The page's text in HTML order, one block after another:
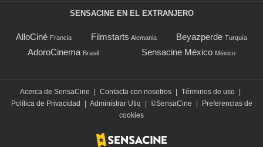
SENSACINE EN EL EXTRANJERO
AlloCiné Francia Filmstarts Alemania Beyazperde Turquía
AdoroCinema Brasil Sensacine México México
Acerca de SensaCine Contacta con nosotros Términos de uso
Política de Privacidad
Administrar Utiq ©SensaCine
Preferencias de
cookies